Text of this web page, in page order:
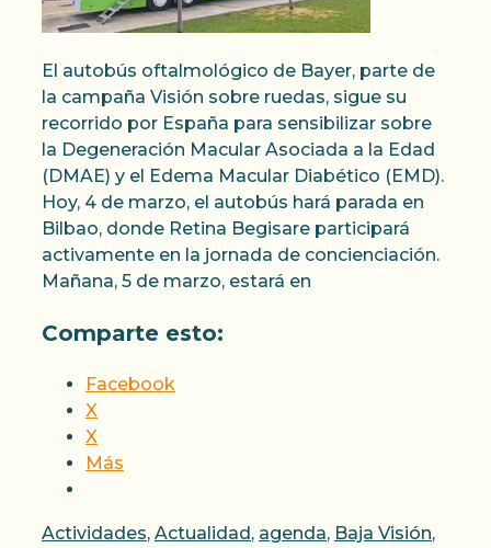
El autobús oftalmológico de Bayer, parte de
la campaña Visión sobre ruedas, sigue su
recorrido por España para sensibilizar sobre
la Degeneración Macular Asociada a la Edad
(DMAE) y el Edema Macular Diabético (EMD).
Hoy, 4 de marzo, el autobús hará parada en
Bilbao, donde Retina Begisare participará
activamente en la jornada de concienciación.
Mañana, 5 de marzo, estará en
Comparte esto:
Facebook
X
X
Más
Categorías
Actividades, Actualidad , agenda, Baja Visión,